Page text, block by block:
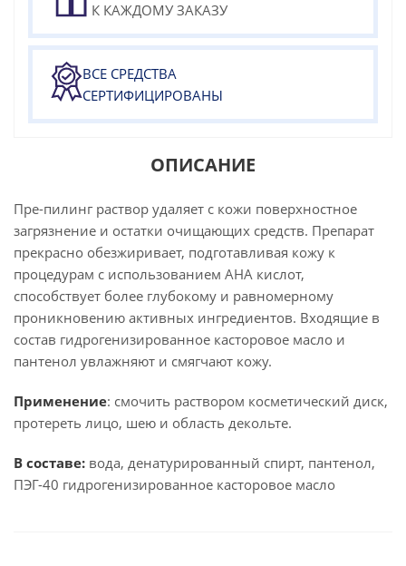
К КАЖДОМУ ЗАКАЗУ
ВСЕ СРЕДСТВА
СЕРТИФИЦИРОВАНЫ
ОПИСАНИЕ
Пре-пилинг раствор удаляет с кожи поверхностное
загрязнение и остатки очищающих средств. Препарат
прекрасно обезжиривает, подготавливая кожу к
процедурам с использованием АНА кислот,
способствует более глубокому и равномерному
проникновению активных ингредиентов. Входящие в
состав гидрогенизированное касторовое масло и
пантенол увлажняют и смягчают кожу.
Применение: смочить раствором косметический диск,
протереть лицо, шею и область декольте.
В составе: вода, денатурированный спирт, пантенол,
ПЭГ-40 гидрогенизированное касторовое масло